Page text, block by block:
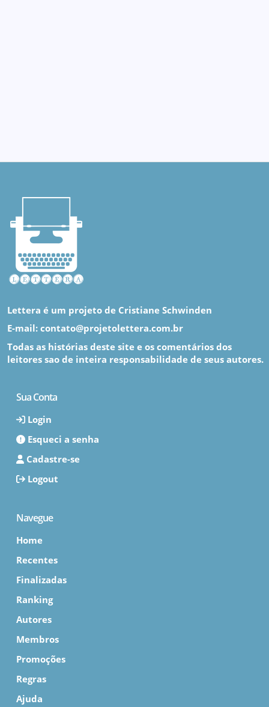
Lettera é um projeto de Cristiane Schwinden
E-mail: contato@projetolettera.com.br
Todas as histórias deste site e os comentários dos
leitores sao de inteira responsabilidade de seus autores.
Sua Conta
Login
Esqueci a senha
Cadastre-se
Logout
Navegue
Home
Recentes
Finalizadas
Ranking
Autores
Membros
Promoções
Regras
Ajuda